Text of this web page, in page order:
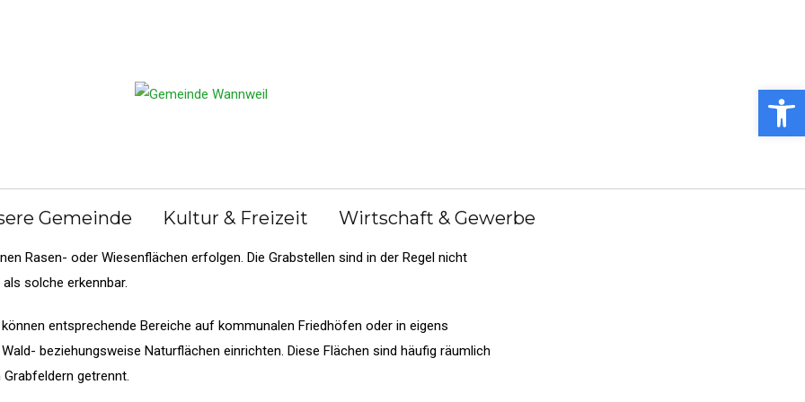
Gemeinde Kultur & Freizeit Wirtschaft & Gewerbe
werden die Aschen Verstorbener auf speziell hierfür vorgesehenen
Rasen- oder Wiesenflächen erfolgen. Die Grabstellen sind in der Regel nicht
solche erkennbar.
entsprechende Bereiche auf kommunalen Friedhöfen oder in eigens
beziehungsweise Naturflächen einrichten. Diese Flächen sind häufig räumlich
getrennt.
Open toolbar